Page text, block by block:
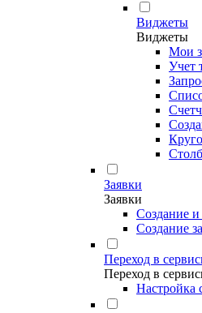
Виджеты
Виджеты
Мои
Учет
Заявки
Заявки
Создание и
Создание
Переход в
Переход в
Настройка